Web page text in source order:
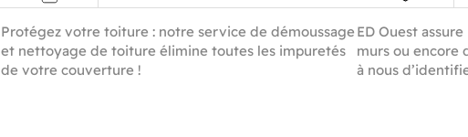
Protégez votre toiture : notre service de démoussage
et nettoyage de toiture élimine toutes les impuretés
de votre couverture !
ED Ouest
murs ou encore
à nous